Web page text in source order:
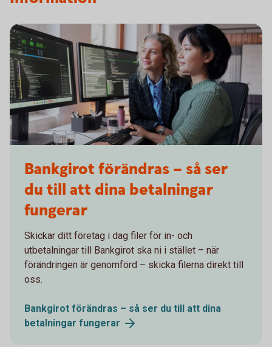
Bankgirot förändras – så ser
du till att dina betalningar
fungerar
Skickar ditt företag i dag filer för in- och
utbetalningar till Bankgirot ska ni i stället – när
förändringen är genomförd – skicka filerna direkt till
oss.
Bankgirot förändras – så ser du till att dina
betalningar fungerar